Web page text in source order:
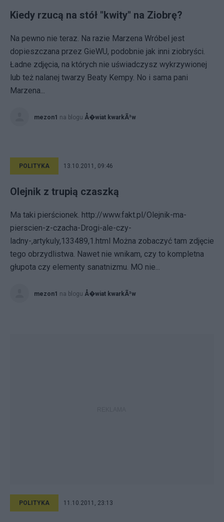
Kiedy rzucą na stół "kwity" na Ziobrę?
Na pewno nie teraz. Na razie Marzena Wróbel jest
dopieszczana przez GieWU, podobnie jak inni ziobryści.
Ładne zdjęcia, na których nie uświadczysz wykrzywionej
lub też nalanej twarzy Beaty Kempy. No i sama pani
Marzena...
mezon1 na blogu Å�wiat kwarkÃ³w
POLITYKA 13.10.2011, 09:46
Olejnik z trupią czaszką
Ma taki pierścionek. http://www.fakt.pl/Olejnik-ma-
pierscien-z-czacha-Drogi-ale-czy-
ladny-,artykuly,133489,1.html Można zobaczyć tam zdjęcie
tego obrzydlistwa. Nawet nie wnikam, czy to kompletna
głupota czy elementy sanatnizmu. MO nie...
mezon1 na blogu Å�wiat kwarkÃ³w
POLITYKA 11.10.2011, 23:13